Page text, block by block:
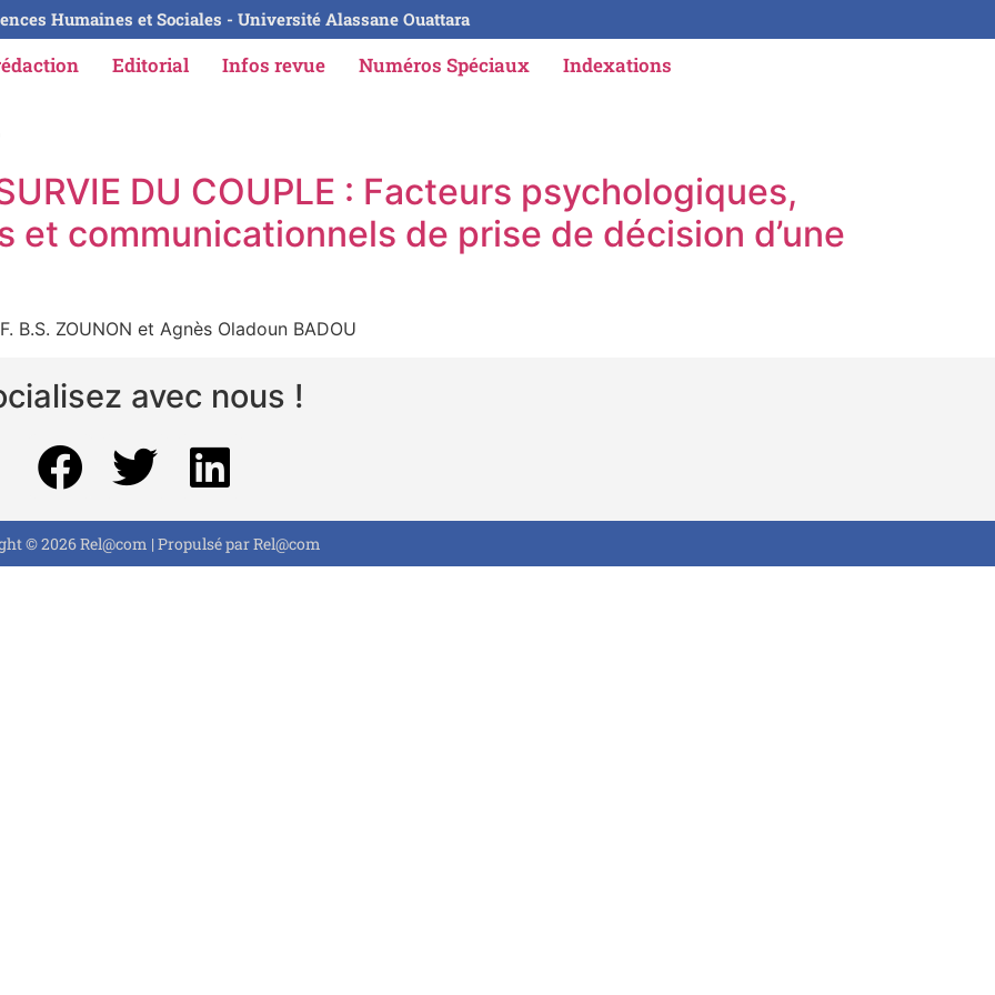
Humaines et Sociales - Université Alassane Ouattara
Editorial Infos revue Numéros Spéciaux Indexations
DU COUPLE : Facteurs psychologiques,
communicationnels de prise de décision d’une
B.S. ZOUNON et Agnès Oladoun BADOU
avec nous !
© 2026 Rel@com | Propulsé par Rel@com